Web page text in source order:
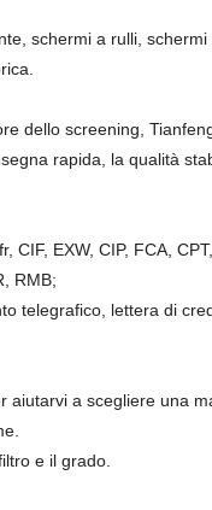
schermi a rulli,
dello screening,
rapida, la qualità
EXW, CIP, FCA,
RMB;
telegrafico, lettera di
aiutarvi a scegliere una
e il grado.